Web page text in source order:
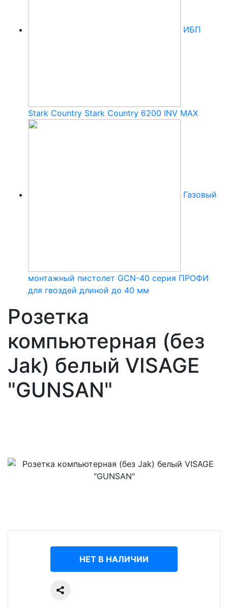
ИБП
Stark Country Stark Country 6200 INV MAX
Газовый
монтажный пистолет GCN-40 серия ПРОФИ
для гвоздей длиной до 40 мм
Розетка
компьютерная (без
Jak) белый VISAGE
"GUNSAN"
НЕТ В НАЛИЧИИ